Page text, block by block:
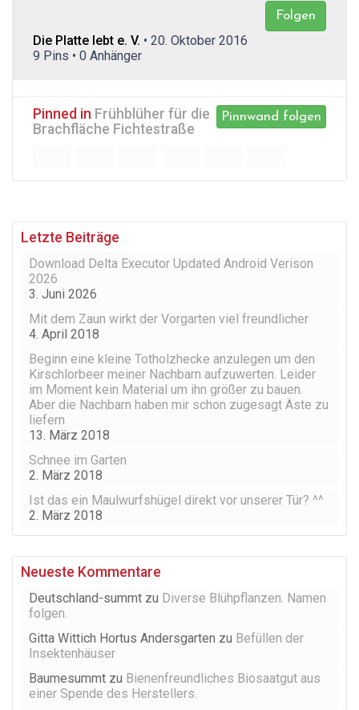
Folgen
Die Platte lebt e. V. • 20. Oktober 2016
9 Pins • 0 Anhänger
Pinnwand folgen
Pinned in Frühblüher für die
Brachfläche Fichtestraße
Letzte Beiträge
Download Delta Executor Updated Android Verison
2026
3. Juni 2026
Mit dem Zaun wirkt der Vorgarten viel freundlicher
4. April 2018
Beginn eine kleine Totholzhecke anzulegen um den
Kirschlorbeer meiner Nachbarn aufzuwerten. Leider
im Moment kein Material um ihn größer zu bauen.
Aber die Nachbarn haben mir schon zugesagt Äste zu
liefern
13. März 2018
Schnee im Garten
2. März 2018
Ist das ein Maulwurfshügel direkt vor unserer Tür? ^^
2. März 2018
Neueste Kommentare
Deutschland-summt zu Diverse Blühpflanzen. Namen
folgen.
Gitta Wittich Hortus Andersgarten zu Befüllen der
Insektenhäuser
Baumesummt zu Bienenfreundliches Biosaatgut aus
einer Spende des Herstellers.